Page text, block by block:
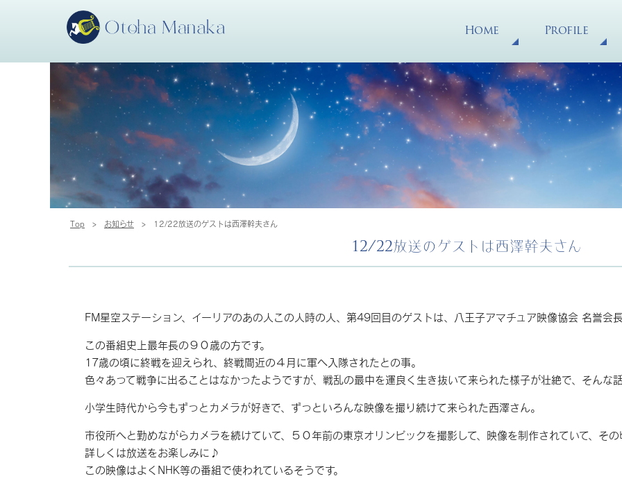
Home Profile
Top > お知らせ > 12/22放送のゲストは西澤幹夫さん
12/22放送のゲストは西澤幹夫さん
FM星空ステーション、イーリアのあの人この人時の人、第49回目のゲストは、八王子アマチュア映像協会 名誉会
この番組史上最年長の９０歳の方です。
17歳の頃に終戦を迎えられ、終戦間近の４月に軍へ入隊されたとの事。
色々あって戦争に出ることはなかったようですが、戦乱の最中を運良く生き抜いて来られた様子が壮絶で、そんな
小学生時代から今もずっとカメラが好きで、ずっといろんな映像を撮り続けて来られた西澤さん。
市役所へと勤めながらカメラを続けていて、５０年前の東京オリンピックを撮影して、映像を制作されていて、そ
詳しくは放送をお楽しみに♪
この映像はよくNHK等の番組で使われているそうです。